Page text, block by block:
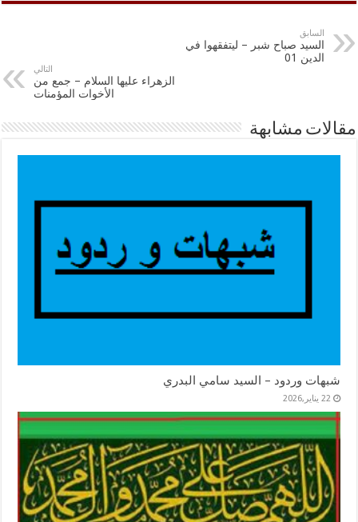
السابق
السيد صباح شبر – ليتفقهوا في
الدين 01
التالي
الزهراء عليها السلام – جمع من
الأخوات المؤمنات
مقالات مشابهة
شبهات وردود – السيد سامي البدري
22 يناير,2026